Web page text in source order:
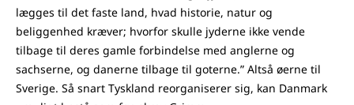
lægges til det faste land, hvad historie, natur og
beliggenhed kræver; hvorfor skulle jyderne ikke vende
tilbage til deres gamle forbindelse med anglerne og
sachserne, og danerne tilbage til goterne.” Altså øerne til
Sverige. Så snart Tyskland reorganiserer sig, kan Danmark